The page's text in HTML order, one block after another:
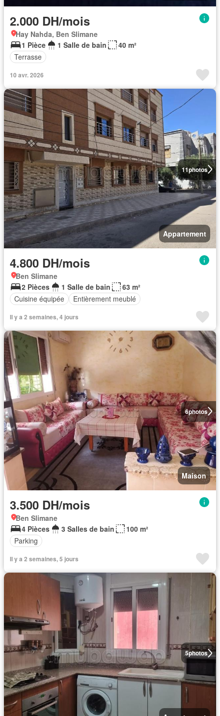
2.000 DH/mois
Hay Nahda, Ben Slimane
1 Pièce
1 Salle de bain
40 m²
Terrasse
10 avr. 2026
11photos
Appartement
4.800 DH/mois
Ben Slimane
2 Pièces
1 Salle de bain
63 m²
Cuisine équipée
Entièrement meublé
Il y a 2 semaines, 4 jours
6photos
Maison
3.500 DH/mois
Ben Slimane
4 Pièces
3 Salles de bain
100 m²
Parking
Il y a 2 semaines, 5 jours
5photos